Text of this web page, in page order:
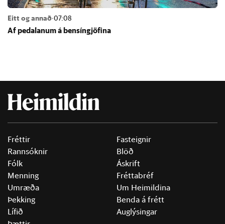
Eitt og annað·07:08
Af pedal­an­um á bens­ín­gjöf­ina
Fréttir
Rannsóknir
Fólk
Menning
Umræða
Þekking
Lífið
Fasteignir
Blöð
Áskrift
Fréttabréf
Um Heimildina
Benda á frétt
Auglýsingar